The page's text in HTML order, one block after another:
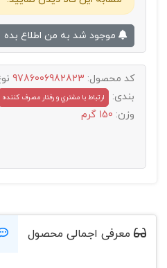
کد محصول: 9786006982823
بندی:
ارتباط با مشتري و رفتار مصرف کننده
وزن: 150 گرم
معرفی اجمالی محصول